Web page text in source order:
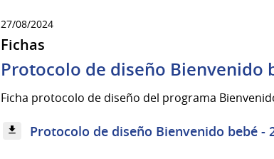
27/08/2024
Fichas
Protocolo de diseño Bienvenido
Ficha protocolo de diseño del programa
Protocolo de diseño Bienvenido bebé -